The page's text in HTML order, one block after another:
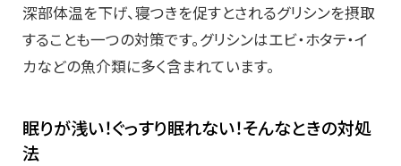
深部体温を下げ、寝つきを促すとされるグリシンを摂取
することも一つの対策です。グリシンはエビ・ホタテ・イ
カなどの魚介類に多く含まれています。
眠りが浅い！ぐっすり眠れない！そんなときの対処
法